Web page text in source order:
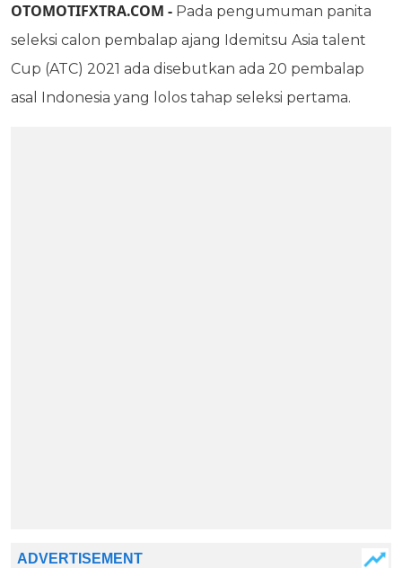
OTOMOTIFXTRA.COM - Pada pengumuman panita
seleksi calon pembalap ajang Idemitsu Asia talent
Cup (ATC) 2021 ada disebutkan ada 20 pembalap
asal Indonesia yang lolos tahap seleksi pertama.